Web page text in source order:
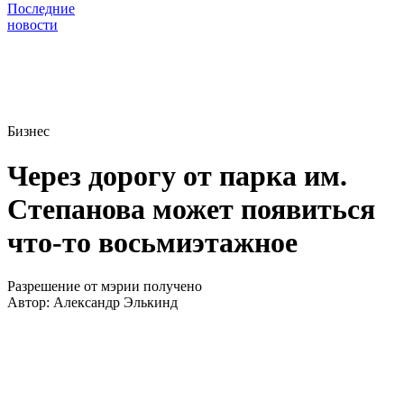
Последние
новости
Бизнес
Через дорогу от парка им.
Степанова может появиться
что-то восьмиэтажное
Разрешение от мэрии получено
Автор: Александр Элькинд